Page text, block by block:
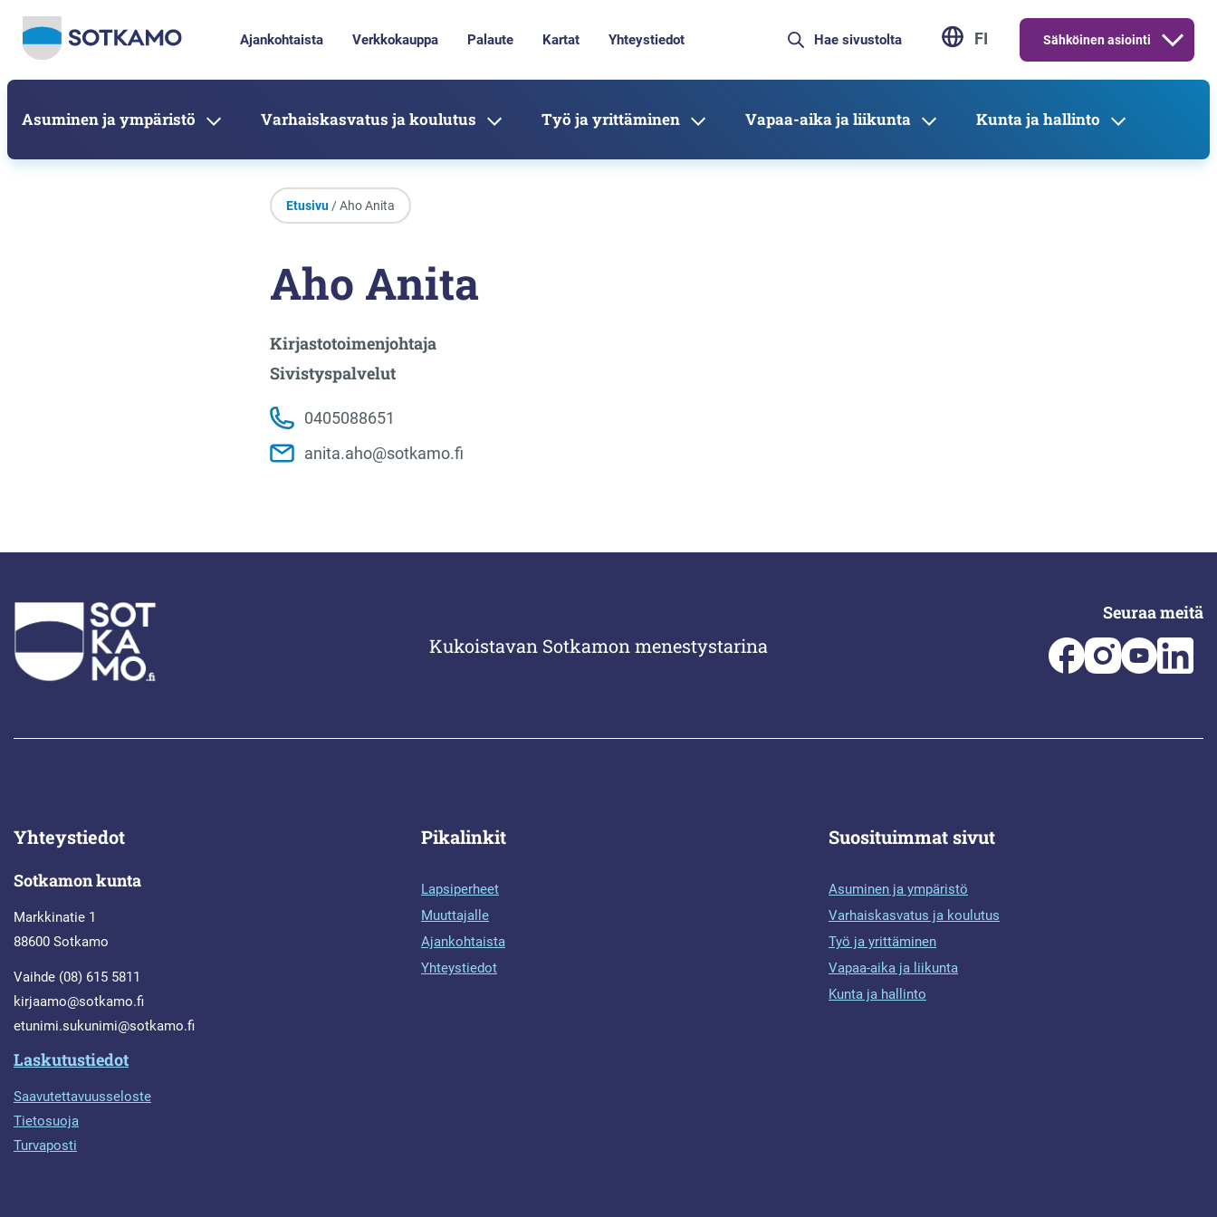
Ajankohtaista Verkkokauppa Palaute Kartat Yhteystiedot FI Sähköinen asiointi
Asuminen ja ympäristö Varhaiskasvatus ja koulutus Työ ja yrittäminen Vapaa-aika ja liikunta Kunta ja hallinto
Etusivu/ Aho Anita
Aho Anita
Kirjastotoimenjohtaja
Sivistyspalvelut
0405088651
anita.aho@sotkamo.fi
Kukoistavan Sotkamon menestystarina
Seuraa meitä
Yhteystiedot
Sotkamon kunta
Markkinatie 1
88600 Sotkamo
Vaihde (08) 615 5811
kirjaamo@sotkamo.fi
etunimi.sukunimi@sotkamo.fi
Laskutustiedot
Saavutettavuusseloste
Tietosuoja
Turvaposti
Pikalinkit
Lapsiperheet
Muuttajalle
Ajankohtaista
Yhteystiedot
Suosituimmat sivut
Asuminen ja ympäristö
Varhaiskasvatus ja koulutus
Työ ja yrittäminen
Vapaa-aika ja liikunta
Kunta ja hallinto